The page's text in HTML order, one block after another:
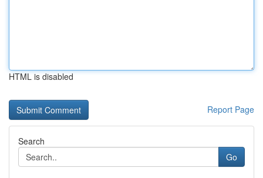
HTML is disabled
Report Page
Search
Go